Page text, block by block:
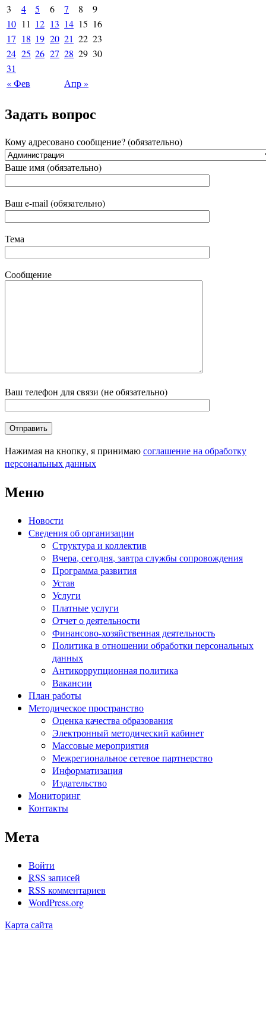
« Фев Апр »
3
4 5 6 7 8
9
10 11 12 13 14 15 16
17 18 19 20 21 22 23
24 25 26 27 28 29 30
31
Задать вопрос
Кому адресовано сообщение? (обязательно)
Ваше имя (обязательно)
Ваш e-mail (обязательно)
Тема
Сообщение
Ваш телефон для связи (не обязательно)
Нажимая на кнопку, я принимаюсоглашение на обработку
персональных данных
Меню
Новости
Сведения об организации
Структура и коллектив
Вчера, сегодня, завтра службы сопровождения
Программа развития
Устав
Услуги
Платные услуги
Отчет о деятельности
Финансово-хозяйственная деятельность
Политика в отношении обработки персональных
данных
Антикоррупционная политика
Вакансии
План работы
Методическое пространство
Оценка качества образования
Электронный методический кабинет
Массовые мероприятия
Межрегиональное сетевое партнерство
Информатизация
Издательство
Мониторинг
Контакты
Мета
Войти
RSS записей
RSS комментариев
WordPress.org
Карта сайта